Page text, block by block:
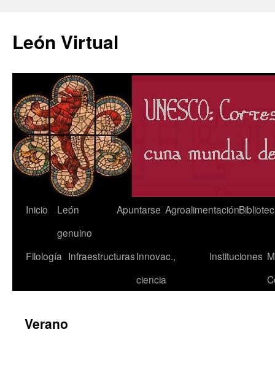
León Virtual
Saltar
contenido
Inicio
León
genuino
Apuntarse Agroalimentación
Filología InfraestructurasInnovac.,
ciencia
Instituciones
Verano